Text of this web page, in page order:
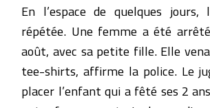
En l’espace de quelques jours,
répétée. Une femme a été
août, avec sa petite fille. Elle
tee-shirts, affirme la police. Le
placer l’enfant qui a fêté ses 2